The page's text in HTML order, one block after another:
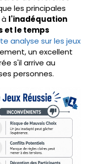
les principales
l'inadéquation
et le temps
analyse sur les jeux
un excellent
s'il arrive au
personnes.